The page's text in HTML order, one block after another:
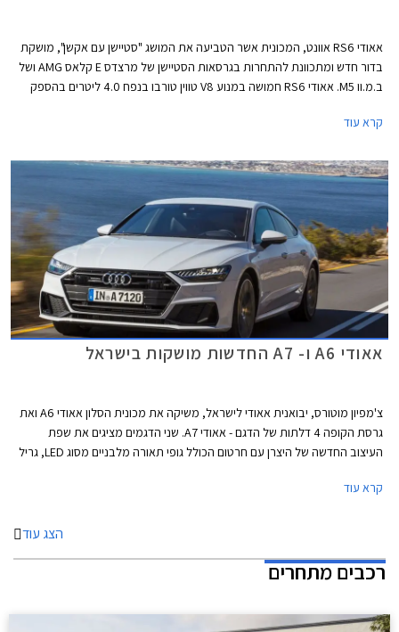
אאודי RS6 אוונט, המכונית אשר הטביעה את המושג "סטיישן עם אקשן", מושקת
בדור חדש ומתכוונת להתחרות בגרסאות הסטיישן של מרצדס E קלאס AMG ושל
ב.מ.וו M5. אאודי RS6 חמושה במנוע V8 טווין טורבו בנפח 4.0 ליטרים בהספק
הילוכים אוטומטית פלנטרית. הכוח עובר לארבעת הגלגלים דרך מערכת הנעה
האחורי או בהתאם לתנאי הדרך על מנת להשיג אחיזה מרבית.
קרא עוד
אאודי A6 ו- A7 החדשות מושקות בישראל
צ'מפיון מוטורס, יבואנית אאודי לישראל, משיקה את מכונית הסלון אאודי A6 ואת
גרסת הקופה 4 דלתות של הדגם - אאודי A7. שני הדגמים מציגים את שפת
העיצוב החדשה של היצרן עם חרטום הכולל גופי תאורה מלבניים מסוג LED, גריל
קרא עוד
הצג עוד
רכבים מתחרים